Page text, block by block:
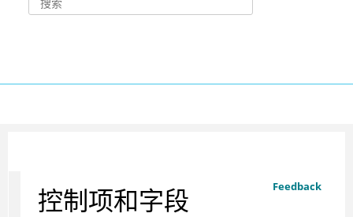
Feedback
控制项和字段